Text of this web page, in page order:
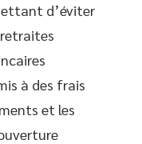
d’éviter
à des frais
et les